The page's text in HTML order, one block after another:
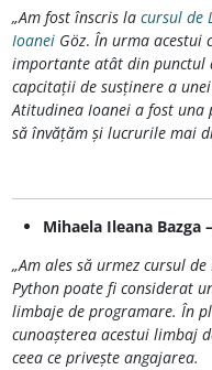
„Am fost înscris la cursul de
Ioanei Göz. În urma acestui
importante atât din punctul
capcitații de susținere a
Atitudinea Ioanei a fost una
să învățăm și lucrurile mai
Mihaela Ileana Bazga –
„Am ales să urmez cursul
Python poate fi considerat
limbaje de programare. În
cunoașterea acestui limbaj
ceea ce privește angajarea.